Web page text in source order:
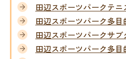
田辺スポーツパークテニ
田辺スポーツパーク多目
田辺スポーツパークサブ
田辺スポーツパーク多